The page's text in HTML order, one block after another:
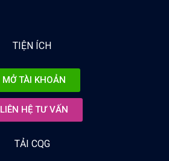
TIỆN ÍCH
MỞ TÀI KHOẢN
LIÊN HỆ TƯ VẤN
TẢI CQG